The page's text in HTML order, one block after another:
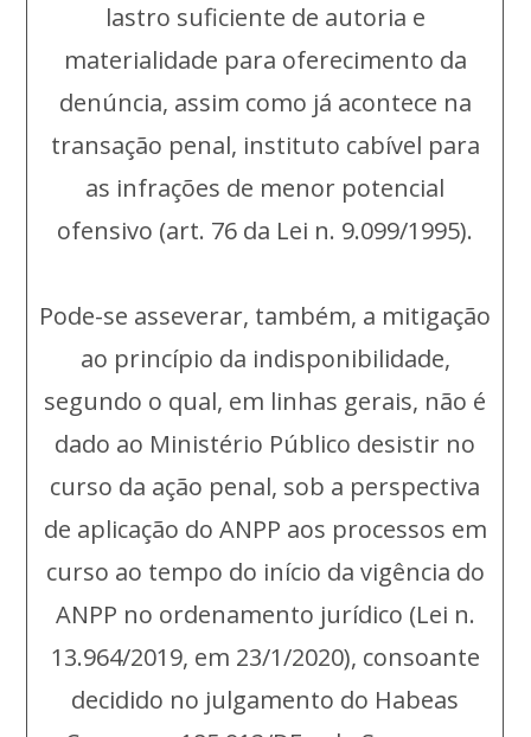
lastro suficiente de autoria e
materialidade para oferecimento da
denúncia, assim como já acontece na
transação penal, instituto cabível para
as infrações de menor potencial
ofensivo (art. 76 da Lei n. 9.099/1995).
Pode-se asseverar, também, a mitigação
ao princípio da indisponibilidade,
segundo o qual, em linhas gerais, não é
dado ao Ministério Público desistir no
curso da ação penal, sob a perspectiva
de aplicação do ANPP aos processos em
curso ao tempo do início da vigência do
ANPP no ordenamento jurídico (Lei n.
13.964/2019, em 23/1/2020), consoante
decidido no julgamento do Habeas